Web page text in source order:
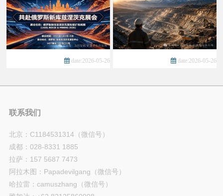
date:2026-05-26 date:2026-05-26
联系我们
北京：C1184531314（微信号）
成都：028-8331 1885
拉萨：157 5687 7473
阿拉木图：Papadevilgang（微信号）
哈拉雷：camuszhang（微信号）